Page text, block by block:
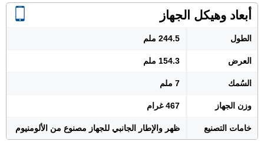
أبعاد وهيكل الجهاز
الطول 244.5 ملم
العرض 154.3 ملم
السُمك 7 ملم
وزن الجهاز 467 غرام
خامات التصنيع ظهر والإطار الجانبي للجهاز مصنوع من الألومنيوم